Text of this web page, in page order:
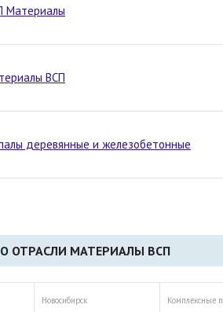
Материалы
ВСП
деревянные и железобетонные
ОТРАСЛИ МАТЕРИАЛЫ ВСП
Новосибирск Комплексные